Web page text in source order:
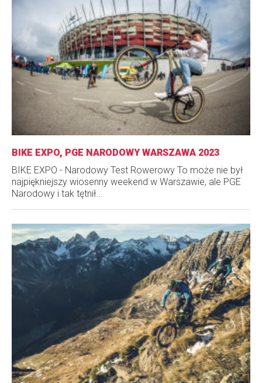
BIKE EXPO, PGE NARODOWY WARSZAWA 2023
BIKE EXPO - Narodowy Test Rowerowy To może nie był
najpiękniejszy wiosenny weekend w Warszawie, ale PGE
Narodowy i tak tętnił...